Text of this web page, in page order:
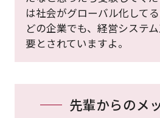
は社会がグローバル化して
どの企業でも、経営システ
要とされていますよ。
先輩からのメ